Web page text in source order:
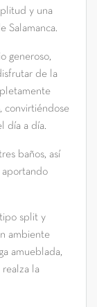
y una
Salamanca.
generoso,
de la
convirtiéndose
día a día.
baños, así
aportando
split y
ambiente
amueblada,
la